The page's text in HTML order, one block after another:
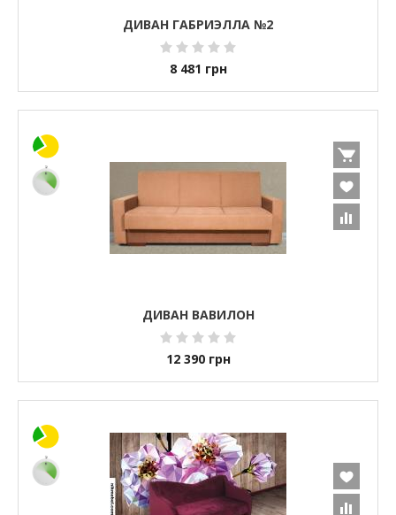
ДИВАН ГАБРИЭЛЛА №2
8 481 грн
ДИВАН ВАВИЛОН
12 390 грн